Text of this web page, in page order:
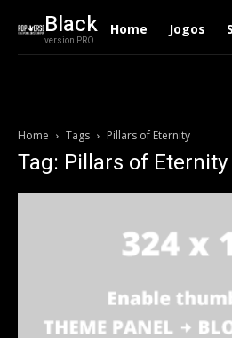
Black
version PRO
Home Jogos
Home Tags Pillars of Eternity
Tag: Pillars of Eternity